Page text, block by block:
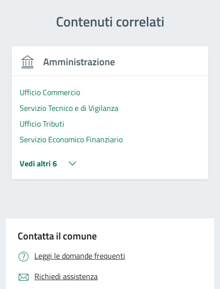
Contenuti correlati
Amministrazione
Ufficio Commercio
Servizio Tecnico e di Vigilanza
Ufficio Tributi
Servizio Economico Finanziario
Vedi altri 6
Contatta il comune
Leggi le domande frequenti
Richiedi assistenza